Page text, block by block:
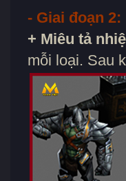
- Giai đoạn 2:
+ Miêu tả
mỗi loại. Sau